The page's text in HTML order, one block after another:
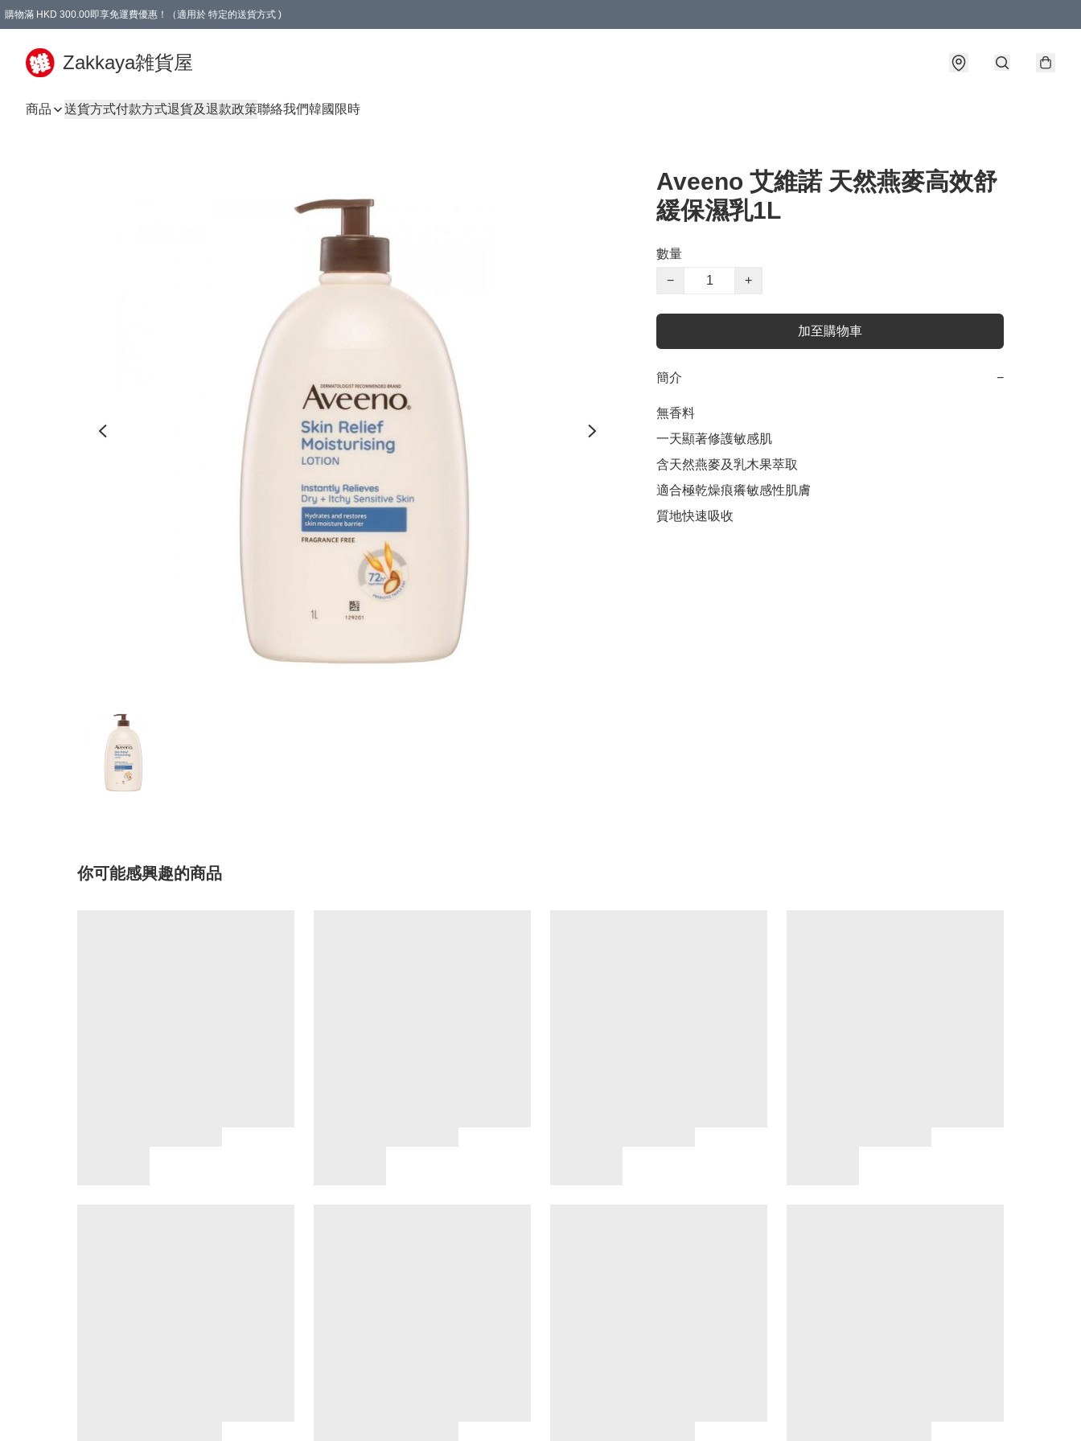
購物滿 HKD 300.00即享免運費優惠！（適用於 特定的送貨方式 )
Zakkaya雑貨屋
商品 送貨方式付款方式退貨及退款政策聯絡我們韓國限時
Aveeno 艾維諾 天然燕麥高效舒
緩保濕乳1L
數量
−
+
加至購物車
簡介 −
無香料
一天顯著修護敏感肌
含天然燕麥及乳木果萃取
適合極乾燥痕癢敏感性肌膚
你可能感興趣的商品